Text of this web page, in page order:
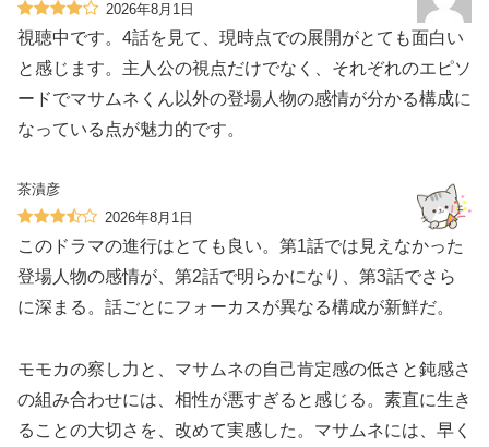
2026年8月1日
視聴中です。4話を見て、現時点での展開がとても面白い
と感じます。主人公の視点だけでなく、それぞれのエピソ
ードでマサムネくん以外の登場人物の感情が分かる構成に
なっている点が魅力的です。
茶漬彦
2026年8月1日
このドラマの進行はとても良い。第1話では見えなかった
登場人物の感情が、第2話で明らかになり、第3話でさら
に深まる。話ごとにフォーカスが異なる構成が新鮮だ。
モモカの察し力と、マサムネの自己肯定感の低さと鈍感さ
の組み合わせには、相性が悪すぎると感じる。素直に生き
ることの大切さを、改めて実感した。マサムネには、早く